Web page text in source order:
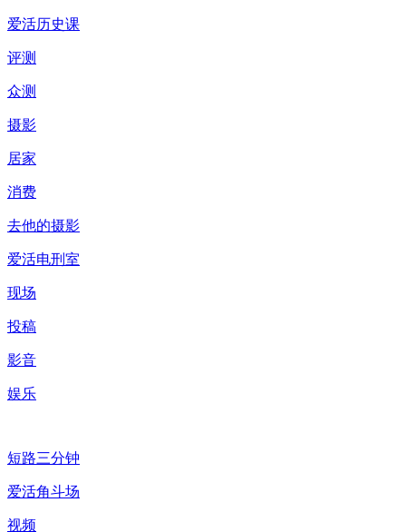
爱活历史课
评测
众测
摄影
居家
消费
去他的摄影
爱活电刑室
现场
投稿
影音
娱乐
短路三分钟
爱活角斗场
视频